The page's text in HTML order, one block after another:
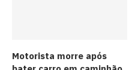
Motorista morre após